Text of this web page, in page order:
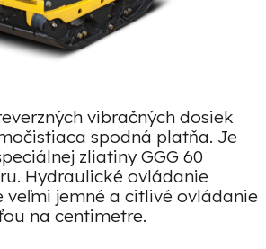
vibračných dosiek
spodná platňa. Je
zliatiny GGG 60
Hydraulické ovládanie
veľmi jemné a citlivé ovládanie
na centimetre.